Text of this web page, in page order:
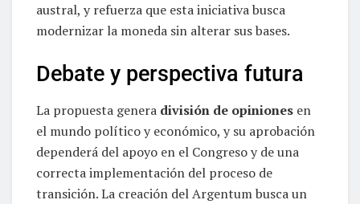
austral, y refuerza que esta iniciativa busca
modernizar la moneda sin alterar sus bases.
Debate y perspectiva futura
La propuesta genera división de opiniones en
el mundo político y económico, y su aprobación
dependerá del apoyo en el Congreso y de una
correcta implementación del proceso de
transición. La creación del Argentum busca un